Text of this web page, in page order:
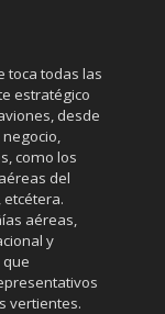
toca todas las
estratégico
desde
como los
del
aéreas,
y
vertientes.